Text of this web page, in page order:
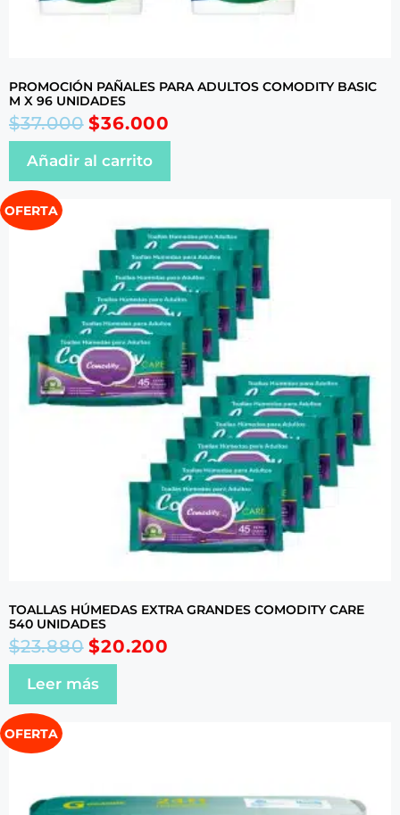
PROMOCIÓN PAÑALES PARA ADULTOS COMODITY BASIC
M X 96 UNIDADES
$37.000 $36.000
Añadir al carrito
OFERTA
TOALLAS HÚMEDAS EXTRA GRANDES COMODITY CARE
540 UNIDADES
$23.880 $20.200
Leer más
OFERTA